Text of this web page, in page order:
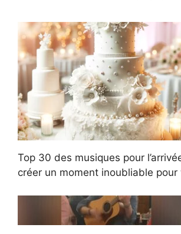
Top 30 des musiques pour
créer un moment inoubliable pour